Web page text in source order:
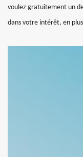
voulez gratuitement un
dans votre intérêt, en